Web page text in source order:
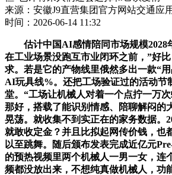
来源：安徽J9直营集团官方网站交通应
时间：2026-06-14 11:32
估计中国AI感情陪同市场规模2028
在工业场景没跑互市业闭环之前，”好
求。若是它的产物线里俄然多出一款“
AI玩具线%。还把工场验证过的活动节
堂。“工场让机械人对着一个点拧一万
那好，搭载了能识别情感、陪聊解闷的
晃荡。就收集不到实正在的家务数据。
就敢收定金？并且比拟起网传价钱，也
以至跳舞。随后颁布发表完成近亿元
的预热视频里两个机械人一男一女，连
频都没放出来，不想纯真做机械人，功